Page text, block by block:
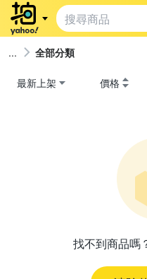
全部分類
最新上架 價格
找不到商品嗎